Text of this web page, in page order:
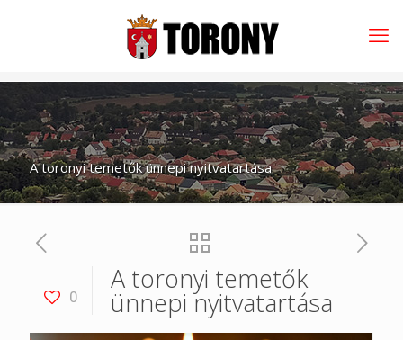
A toronyi temetők ünnepi nyitvatartása
0
A toronyi temetők
ünnepi nyitvatartása